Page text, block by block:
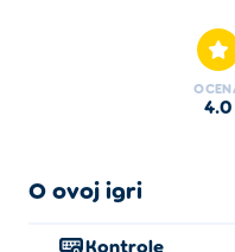
приказ
напајање
Заборављено брдо
Мементо. Овог пута
4.0
O ovoj igri
Kontrole